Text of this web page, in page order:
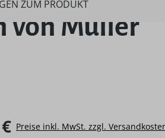
ZUM PRODUKT
von Müller
Preise inkl. MwSt. zzgl.